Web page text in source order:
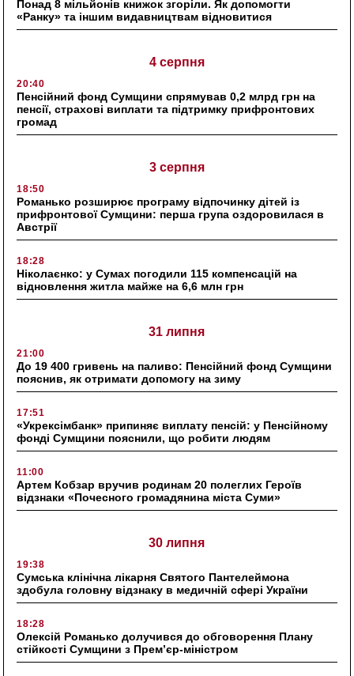
Понад 8 мільйонів книжок згоріли. Як допомогти
«Ранку» та іншим видавництвам відновитися
4 серпня
20:40
Пенсійний фонд Сумщини спрямував 0,2 млрд грн на
пенсії, страхові виплати та підтримку прифронтових
громад
3 серпня
18:50
Романько розширює програму відпочинку дітей із
прифронтової Сумщини: перша група оздоровилася в
Австрії
18:28
Ніколаєнко: у Сумах погодили 115 компенсацій на
відновлення житла майже на 6,6 млн грн
31 липня
21:00
До 19 400 гривень на паливо: Пенсійний фонд Сумщини
пояснив, як отримати допомогу на зиму
17:51
«Укрексімбанк» припиняє виплату пенсій: у Пенсійному
фонді Сумщини пояснили, що робити людям
11:00
Артем Кобзар вручив родинам 20 полеглих Героїв
відзнаки «Почесного громадянина міста Суми»
30 липня
19:38
Сумська клінічна лікарня Святого Пантелеймона
здобула головну відзнаку в медичній сфері України
18:28
Олексій Романько долучився до обговорення Плану
стійкості Сумщини з Прем’єр-міністром